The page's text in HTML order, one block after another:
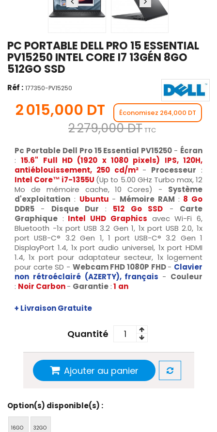
PC PORTABLE DELL PRO 15 ESSENTIAL
PV15250 INTEL CORE I7 13GÉN 8GO
512GO SSD
Réf : 177350-PV15250
2 015,000 DT Économisez 264,000 DT
2 279,000 DT TTC
Pc Portable Dell Pro 15 Essential PV15250 - Écran
:15.6" Full HD (1920 x 1080 pixels) IPS, 120H,
antiéblouissement, 250 cd/m² - Processeur :
Intel Core™ i7-1355U (Up to 5.00 GHz Turbo max, 12
Mo de mémoire cache, 10 Cores) -
Système
d'exploitation : Ubuntu - Mémoire RAM : 8 Go
DDR5 - Disque Dur : 512 Go SSD - Carte
Graphique : Intel UHD Graphics avec Wi-Fi 6,
Bluetooth -1x port USB 3.2 Gen 1, 1x port USB 2.0, 1x
port USB-C® 3.2 Gen 1, 1 port USB-C® 3.2 Gen 1
DisplayPort 1.4, 1x port audio universel, 1x port HDMI
1.4, 1x port pour adaptateur secteur, 1x logement
pour carte SD - Webcam FHD1080P FHD- Clavier
non rétroéclairé (AZERTY), français - Couleur
: Noir Carbon- Garantie :1 an
+ Livraison Gratuite
Quantité
Ajouter au panier
Option(s) disponible(s) :
16GO 32GO